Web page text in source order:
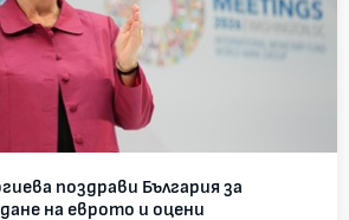
поздрави България за
на еврото и оцени